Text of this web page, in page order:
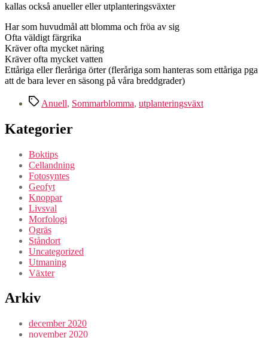
kallas också anueller eller utplanteringsväxter
Har som huvudmål att blomma och fröa av sig
Ofta väldigt färgrika
Kräver ofta mycket näring
Kräver ofta mycket vatten
Ettåriga eller fleråriga örter (fleråriga som hanteras som ettåriga pga
att de bara lever en säsong på våra breddgrader)
Etiketter
Anuell, Sommarblomma, utplanteringsväxt
Kategorier
Boktips
Cellandning
Fotosyntes
Geofyt
Knoppar
Livsval
Morfologi
Ogräs
Ståndort
Uncategorized
Utmaning
Växter
Arkiv
december 2020
november 2020